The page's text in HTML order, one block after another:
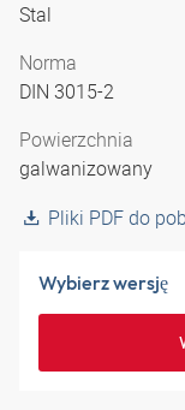
Stal
Norma
DIN 3015-2
Powierzchnia
galwanizowany
Pliki PDF do
Wybierz wersję